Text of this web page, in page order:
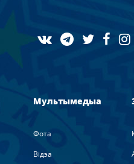
Мультымедыа
Фота
Вiдэа